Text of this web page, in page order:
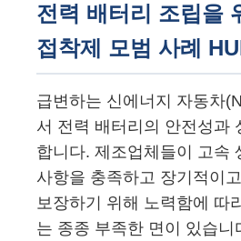
전력 배터리 조립을
접착제 모범 사례
급변하는 신에너지 자동차
서 전력 배터리의 안전성과
합니다. 제조업체들이 고속
사항을 충족하고 장기적이
보장하기 위해 노력함에 따
는 종종 부족한 면이 있습니